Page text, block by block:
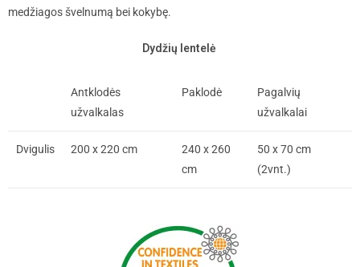
medžiagos švelnumą bei kokybę.
Dydžių lentelė
Antklodės
užvalkalas
Paklodė
Pagalvių
užvalkalai
Dvigulis 200 x 220 cm
240 x 260
cm
50 x 70 cm
(2vnt.)